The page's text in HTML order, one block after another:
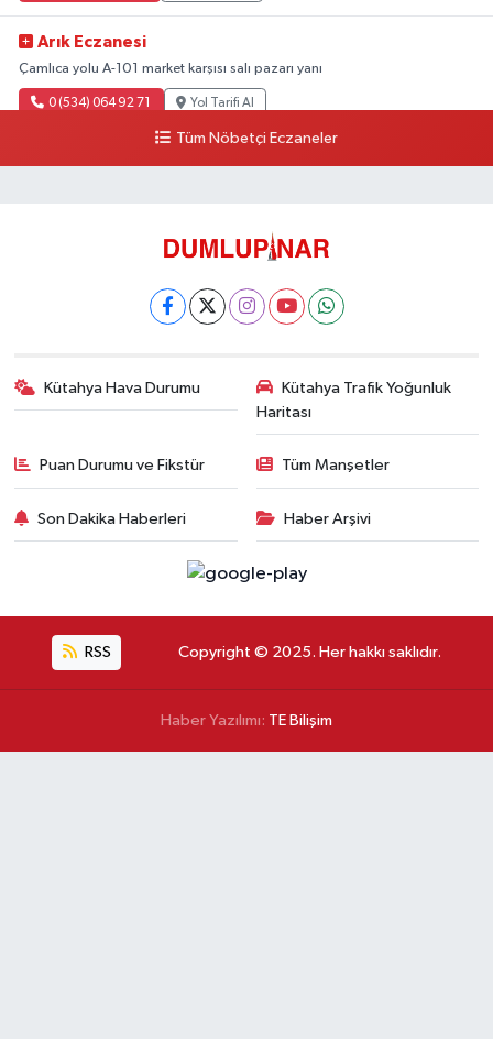
Arık Eczanesi
Çamlıca yolu A-101 market karşısı salı pazarı yanı
0 (534) 064 92 71 Yol Tarifi Al
Tüm Nöbetçi Eczaneler
Kütahya Hava Durumu
Kütahya Trafik Yoğunluk
Haritası
Puan Durumu ve Fikstür Tüm Manşetler
Son Dakika Haberleri Haber Arşivi
RSS Copyright © 2025. Her hakkı saklıdır.
Haber Yazılımı: TE Bilişim